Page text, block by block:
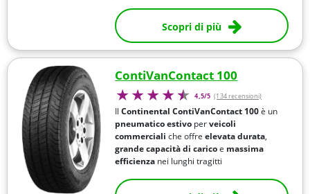
Scopri di più
ContiVanContact 100
4,5/5 (134 recensioni)
IlContinental ContiVanContact 100è un
pneumatico estivo perveicoli
commerciali che offreelevata durata,
grande capacità di caricoe massima
efficienza nei lunghi tragitti